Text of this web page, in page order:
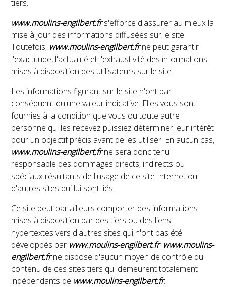
tiers.
www.moulins-engilbert.frs'efforce d'assurer au mieux la
mise à jour des informations diffusées sur le site.
Toutefois, www.moulins-engilbert.frne peut garantir
l'exactitude, l'actualité et l'exhaustivité des informations
mises à disposition des utilisateurs sur le site.
Les informations figurant sur le site n'ont par
conséquent qu'une valeur indicative. Elles vous sont
fournies à la condition que vous ou toute autre
personne qui les recevez puissiez déterminer leur intérêt
pour un objectif précis avant de les utiliser. En aucun cas,
www.moulins-engilbert.frne sera donc tenu
responsable des dommages directs, indirects ou
spéciaux résultants de l'usage de ce site Internet ou
d'autres sites qui lui sont liés.
Ce site peut par ailleurs comporter des informations
mises à disposition par des tiers ou des liens
hypertextes vers d'autres sites qui n'ont pas été
développés par www.moulins-engilbert.fr. www.moulins-
engilbert.frne dispose d'aucun moyen de contrôle du
contenu de ces sites tiers qui demeurent totalement
indépendants de www.moulins-engilbert.fr.